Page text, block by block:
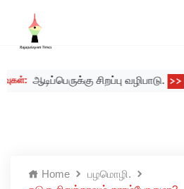
ஆடிப்பெருக்கு சிறப்பு வழிபாடு. >>
Home
பழமொழி.